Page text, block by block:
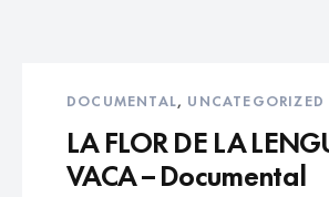
DOCUMENTAL, UNCATEGORIZED
LA FLOR DE LA
VACA – Documental